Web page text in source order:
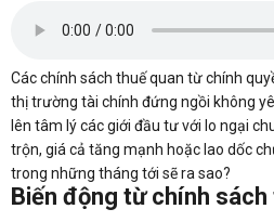
Các chính sách thuế quan từ chính
thị trường tài chính đứng ngồi không
lên tâm lý các giới đầu tư với lo ngại
trộn, giá cả tăng mạnh hoặc lao dốc
trong những tháng tới sẽ ra sao?
Biến động từ chính sách